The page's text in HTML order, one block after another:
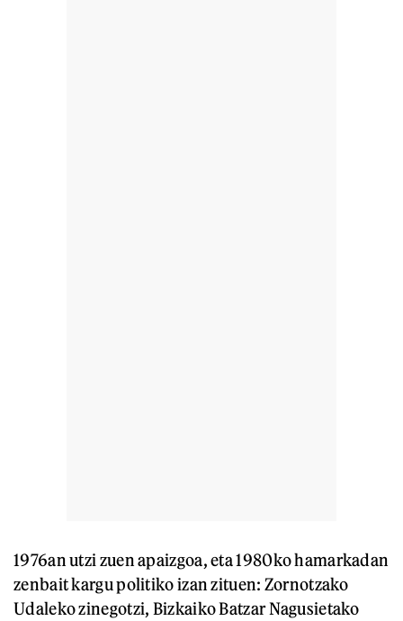
1976an utzi zuen apaizgoa, eta 1980ko hamarkadan
zenbait kargu politiko izan zituen: Zornotzako
Udaleko zinegotzi, Bizkaiko Batzar Nagusietako